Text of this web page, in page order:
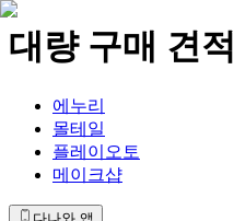
대량 구매 견적
에누리
몰테일
플레이오토
메이크샵